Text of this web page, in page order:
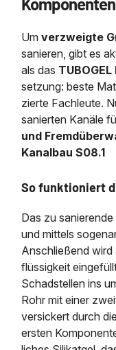
Saugfahrzeug
Entsorgung
Saugbagger /
Unternehmen
Stellenangebote
Kontakt
Umverzweigte
sanieren, gibt es
als das
setzung: beste
zierte Fach­leute.
sanierten Kanäle
und
Kanalbau S08.1
So funktioniert
Das zu
und mittels
Anschließend
flüssig­keit
Schad­stellen ins
Rohr mit einer
ver­sickert durch
ersten